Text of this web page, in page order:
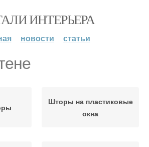
ИНТЕРЬЕРА
новости статьи
Шторы на пластиковые
окна